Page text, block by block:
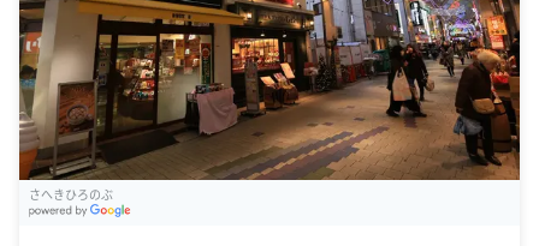
さへきひろのぶ